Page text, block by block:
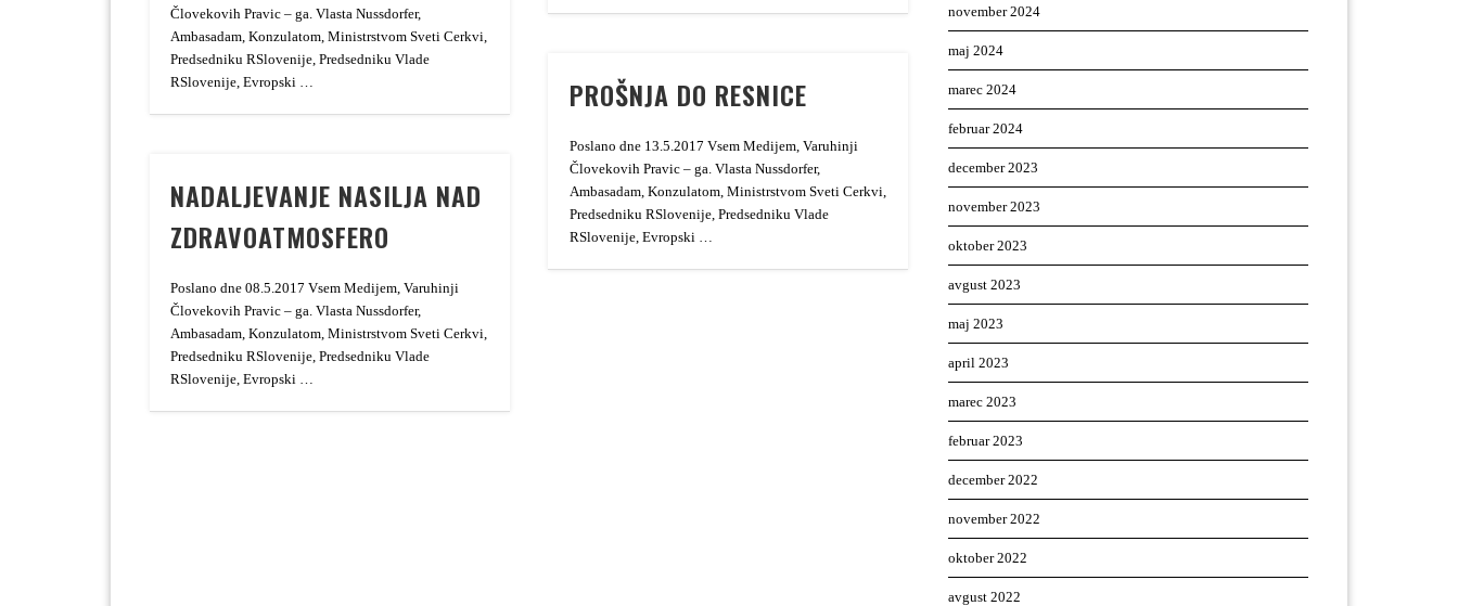
Človekovih Pravic – ga. Vlasta Nussdorfer,
Ambasadam, Konzulatom, Ministrstvom Sveti Cerkvi,
Predsedniku RSlovenije, Predsedniku Vlade
RSlovenije, Evropski …
PROŠNJA DO RESNICE
Poslano dne 13.5.2017 Vsem Medijem, Varuhinji
Človekovih Pravic – ga. Vlasta Nussdorfer,
Ambasadam, Konzulatom, Ministrstvom Sveti Cerkvi,
Predsedniku RSlovenije, Predsedniku Vlade
RSlovenije, Evropski …
NADALJEVANJE NASILJA NAD
ZDRAVOATMOSFERO
Poslano dne 08.5.2017 Vsem Medijem, Varuhinji
Človekovih Pravic – ga. Vlasta Nussdorfer,
Ambasadam, Konzulatom, Ministrstvom Sveti Cerkvi,
Predsedniku RSlovenije, Predsedniku Vlade
RSlovenije, Evropski …
november 2024
maj 2024
marec 2024
februar 2024
december 2023
november 2023
oktober 2023
avgust 2023
maj 2023
april 2023
marec 2023
februar 2023
december 2022
november 2022
oktober 2022
avgust 2022